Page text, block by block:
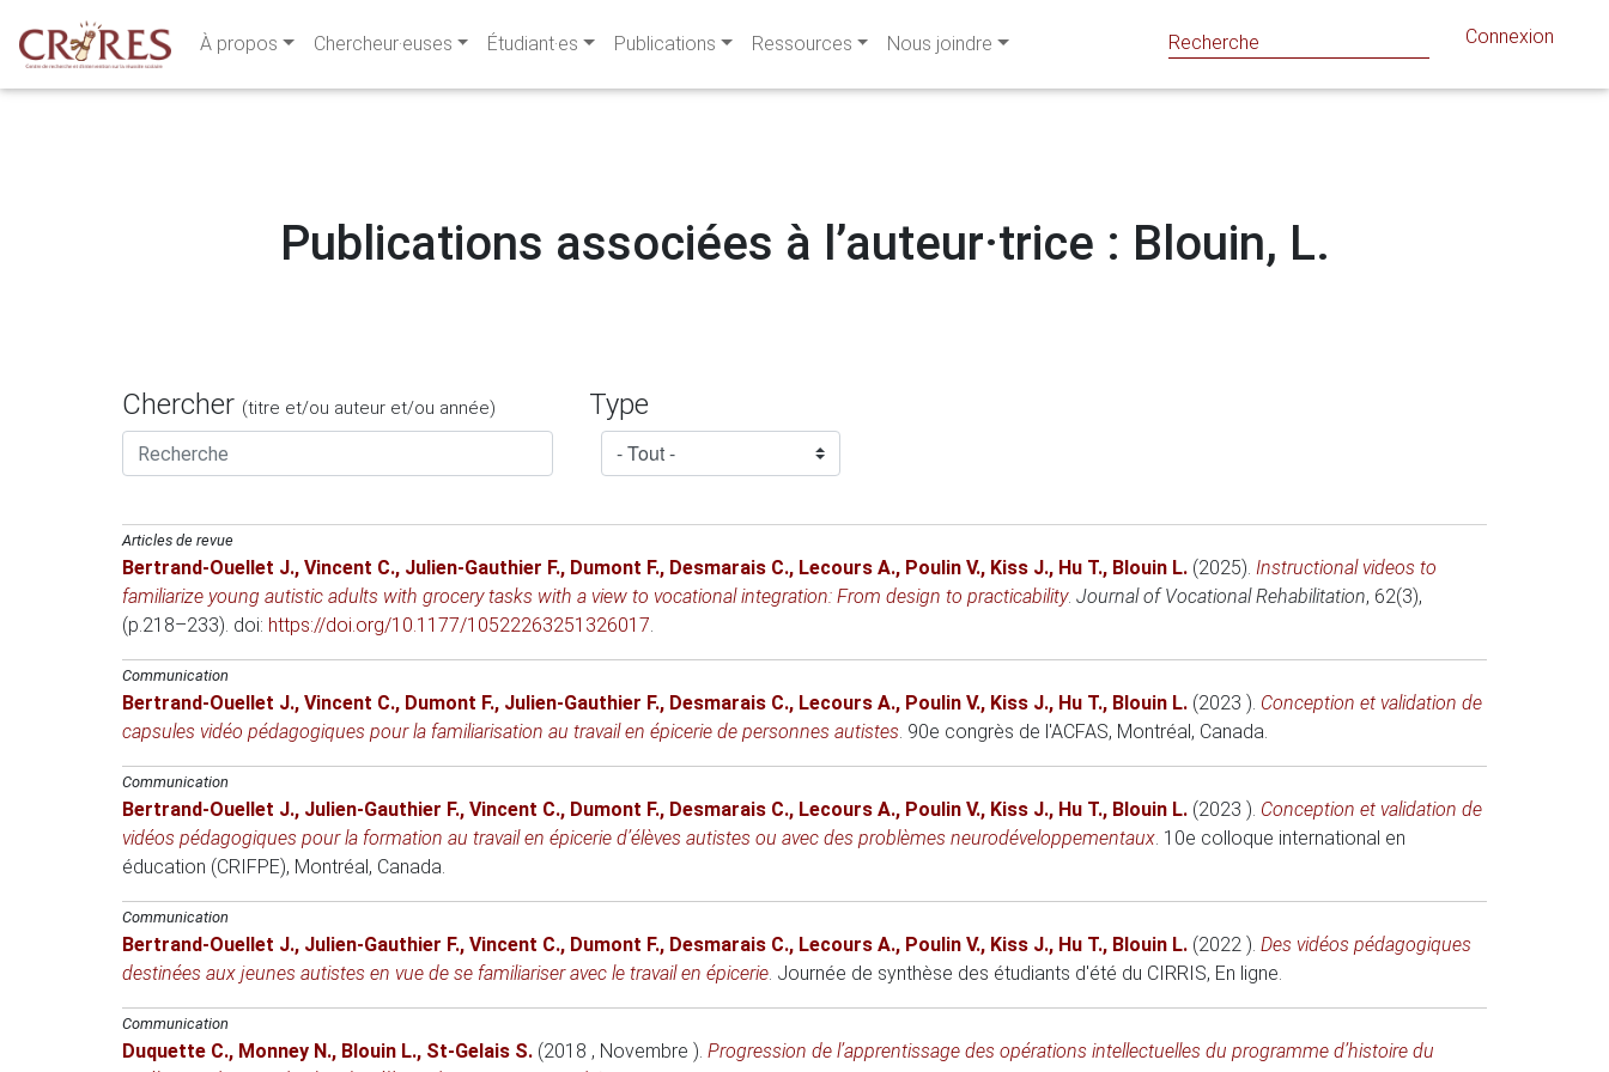
À propos Chercheur·euses Étudiant·es Publications Ressources Nous joindre Connexion
Publications associées à l’auteur·trice : Blouin, L.
Chercher (titre et/ou auteur et/ou année) Type
Articles de revue
Bertrand-Ouellet J., Vincent C., Julien-Gauthier F., Dumont F., Desmarais C., Lecours A., Poulin V., Kiss J., Hu T., Blouin L. (2025). Instructional videos to
familiarize young autistic adults with grocery tasks with a view to vocational integration: From design to practicability. Journal of Vocational Rehabilitation, 62(3),
(p.218–233). doi: https://doi.org/10.1177/10522263251326017.
Communication
Bertrand-Ouellet J., Vincent C., Dumont F., Julien-Gauthier F., Desmarais C., Lecours A., Poulin V., Kiss J., Hu T., Blouin L. (2023 ). Conception et validation de
capsules vidéo pédagogiques pour la familiarisation au travail en épicerie de personnes autistes. 90e congrès de l'ACFAS, Montréal, Canada.
Communication
Bertrand-Ouellet J., Julien-Gauthier F., Vincent C., Dumont F., Desmarais C., Lecours A., Poulin V., Kiss J., Hu T., Blouin L. (2023 ). Conception et validation de
vidéos pédagogiques pour la formation au travail en épicerie d’élèves autistes ou avec des problèmes neurodéveloppementaux. 10e colloque international en
éducation (CRIFPE), Montréal, Canada.
Communication
Bertrand-Ouellet J., Julien-Gauthier F., Vincent C., Dumont F., Desmarais C., Lecours A., Poulin V., Kiss J., Hu T., Blouin L. (2022 ). Des vidéos pédagogiques
destinées aux jeunes autistes en vue de se familiariser avec le travail en épicerie. Journée de synthèse des étudiants d'été du CIRRIS, En ligne.
Communication
Duquette C., Monney N., Blouin L., St-Gelais S. (2018 , Novembre ). Progression de l’apprentissage des opérations intellectuelles du programme d’histoire du